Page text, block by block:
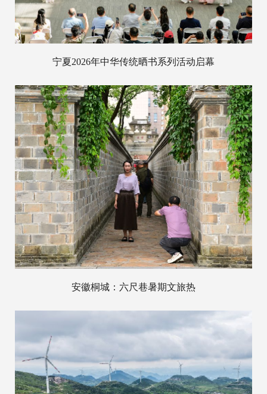
宁夏2026年中华传统晒书系列活动启幕
安徽桐城：六尺巷暑期文旅热